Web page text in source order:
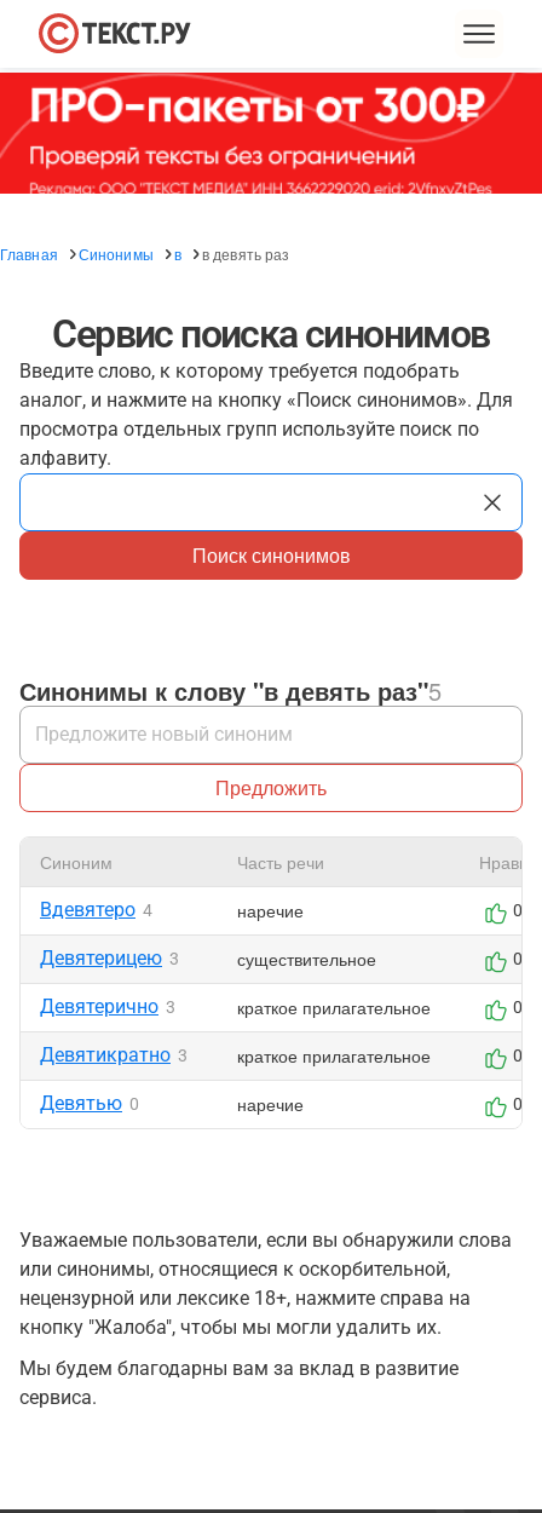
Главная Синонимы в в девять раз
Сервис поиска синонимов
Введите слово, к которому требуется подобрать
аналог, и нажмите на кнопку «Поиск синонимов». Для
просмотра отдельных групп используйте поиск по
алфавиту.
Поиск синонимов
Синонимы к слову "в девять раз"5
Предложить
Синоним Часть речи
Вдевятеро 4 наречие 0
Девятерицею 3 существительное 0
Девятерично 3 краткое прилагательное 0
Девятикратно 3 краткое прилагательное 0
Девятью 0 наречие 0
Уважаемые пользователи, если вы обнаружили слова
или синонимы, относящиеся к оскорбительной,
нецензурной или лексике 18+, нажмите справа на
кнопку "Жалоба", чтобы мы могли удалить их.
Мы будем благодарны вам за вклад в развитие
сервиса.